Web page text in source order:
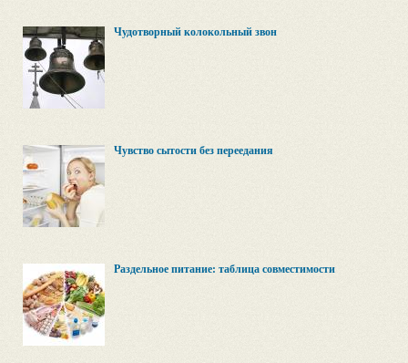
Чудотворный колокольный звон
Чувство сытости без переедания
Раздельное питание: таблица совместимости